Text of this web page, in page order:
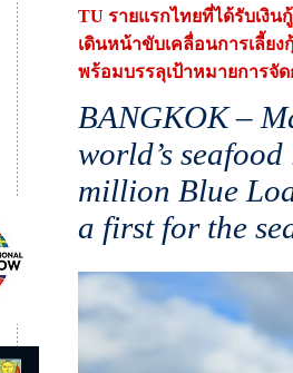
TU รายแรกไทยที่ได้รับเงิน
เดินหน้าขับเคลื่อนการเลี้ยง
พร้อมบรรลุเป้าหมายการจั
BANGKOK –
world’s
million Blue
a first for the